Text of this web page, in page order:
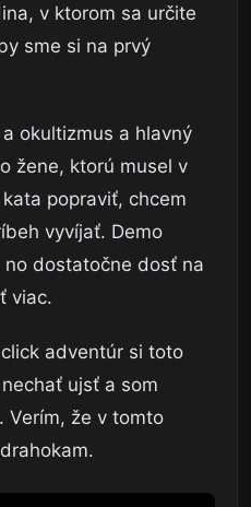
v ktorom sa určite
sme si na prvý
okultizmus a hlavný
žene, ktorú musel v
popraviť, chcem
vyvíjať. Demo
dostatočne dosť na
viac.
adventúr si toto
ujsť a som
Verím, že v tomto